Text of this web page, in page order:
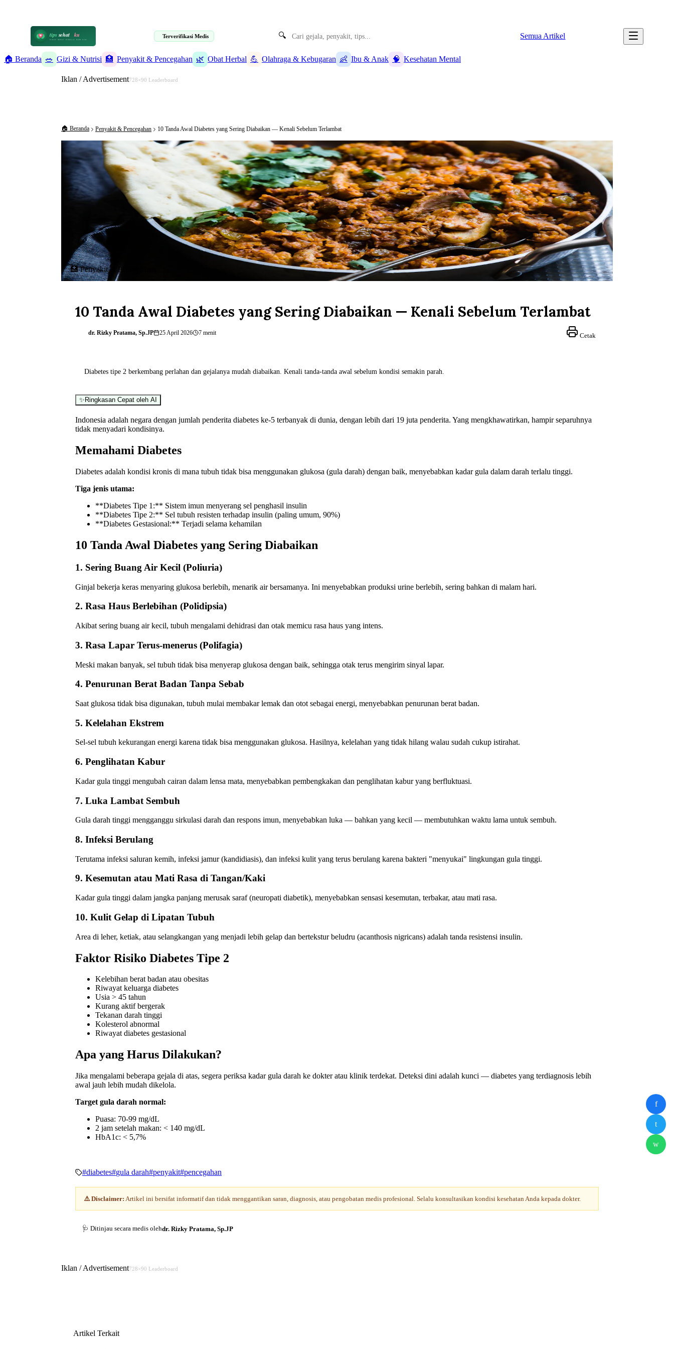
tipssehat ku
HIDUP SEHAT DIMULAI DARI SINI
Terverifikasi Medis 🔍 Semua Artikel
🏠 Beranda 🥗 Gizi & Nutrisi 🏥 Penyakit & Pencegahan 🌿 Obat Herbal 💪 Olahraga & Kebugaran 👶 Ibu & Anak 🧠 Kesehatan Mental
Iklan / Advertisement728×90 Leaderboard
🏠 Beranda Penyakit & Pencegahan 10 Tanda Awal Diabetes yang Sering Diabaikan — Kenali Sebelum Terlambat
🏥 Penyakit & Pencegahan
10 Tanda Awal Diabetes yang Sering Diabaikan — Kenali Sebelum Terlambat
dr. Rizky Pratama, Sp.JP 25 April 2026 7 menit Cetak
Diabetes tipe 2 berkembang perlahan dan gejalanya mudah diabaikan. Kenali tanda-tanda awal sebelum kondisi semakin parah.
✨ Ringkasan Cepat oleh AI
Indonesia adalah negara dengan jumlah penderita diabetes ke-5 terbanyak di dunia, dengan lebih dari 19 juta penderita. Yang mengkhawatirkan, hampir separuhnya
tidak menyadari kondisinya.
Memahami Diabetes
Diabetes adalah kondisi kronis di mana tubuh tidak bisa menggunakan glukosa (gula darah) dengan baik, menyebabkan kadar gula dalam darah terlalu tinggi.
Tiga jenis utama:
**Diabetes Tipe 1:** Sistem imun menyerang sel penghasil insulin
**Diabetes Tipe 2:** Sel tubuh resisten terhadap insulin (paling umum, 90%)
**Diabetes Gestasional:** Terjadi selama kehamilan
10 Tanda Awal Diabetes yang Sering Diabaikan
1. Sering Buang Air Kecil (Poliuria)
Ginjal bekerja keras menyaring glukosa berlebih, menarik air bersamanya. Ini menyebabkan produksi urine berlebih, sering bahkan di malam hari.
2. Rasa Haus Berlebihan (Polidipsia)
Akibat sering buang air kecil, tubuh mengalami dehidrasi dan otak memicu rasa haus yang intens.
3. Rasa Lapar Terus-menerus (Polifagia)
Meski makan banyak, sel tubuh tidak bisa menyerap glukosa dengan baik, sehingga otak terus mengirim sinyal lapar.
4. Penurunan Berat Badan Tanpa Sebab
Saat glukosa tidak bisa digunakan, tubuh mulai membakar lemak dan otot sebagai energi, menyebabkan penurunan berat badan.
5. Kelelahan Ekstrem
Sel-sel tubuh kekurangan energi karena tidak bisa menggunakan glukosa. Hasilnya, kelelahan yang tidak hilang walau sudah cukup istirahat.
6. Penglihatan Kabur
Kadar gula tinggi mengubah cairan dalam lensa mata, menyebabkan pembengkakan dan penglihatan kabur yang berfluktuasi.
7. Luka Lambat Sembuh
Gula darah tinggi mengganggu sirkulasi darah dan respons imun, menyebabkan luka — bahkan yang kecil — membutuhkan waktu lama untuk sembuh.
8. Infeksi Berulang
Terutama infeksi saluran kemih, infeksi jamur (kandidiasis), dan infeksi kulit yang terus berulang karena bakteri "menyukai" lingkungan gula tinggi.
9. Kesemutan atau Mati Rasa di Tangan/Kaki
Kadar gula tinggi dalam jangka panjang merusak saraf (neuropati diabetik), menyebabkan sensasi kesemutan, terbakar, atau mati rasa.
10. Kulit Gelap di Lipatan Tubuh
Area di leher, ketiak, atau selangkangan yang menjadi lebih gelap dan bertekstur beludru (acanthosis nigricans) adalah tanda resistensi insulin.
Faktor Risiko Diabetes Tipe 2
Kelebihan berat badan atau obesitas
Riwayat keluarga diabetes
Usia > 45 tahun
Kurang aktif bergerak
Tekanan darah tinggi
Kolesterol abnormal
Riwayat diabetes gestasional
Apa yang Harus Dilakukan?
Jika mengalami beberapa gejala di atas, segera periksa kadar gula darah ke dokter atau klinik terdekat. Deteksi dini adalah kunci — diabetes yang terdiagnosis lebih
awal jauh lebih mudah dikelola.
Target gula darah normal:
Puasa: 70-99 mg/dL
2 jam setelah makan: < 140 mg/dL
HbA1c: < 5,7%
#diabetes#gula darah#penyakit#pencegahan
⚠️ Disclaimer: Artikel ini bersifat informatif dan tidak menggantikan saran, diagnosis, atau pengobatan medis profesional. Selalu konsultasikan kondisi kesehatan Anda kepada dokter.
🩺 Ditinjau secara medis olehdr. Rizky Pratama, Sp.JP
Iklan / Advertisement728×90 Leaderboard
Artikel Terkait
f
t
w